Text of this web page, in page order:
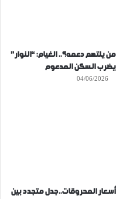
من يلتهم دعمه؟.. الغيام: “النوار”
يضرب السكن المدعوم
04/06/2026
أسعار المحروقات..جدل متجدد بين